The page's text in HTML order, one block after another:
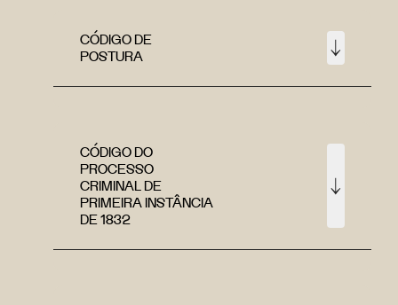
CÓDIGO DE
POSTURA
CÓDIGO DO
PROCESSO
CRIMINAL DE
PRIMEIRA INSTÂNCIA
DE 1832